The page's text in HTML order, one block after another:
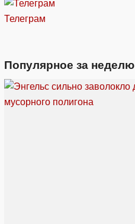
Телеграм
Популярное за неделю